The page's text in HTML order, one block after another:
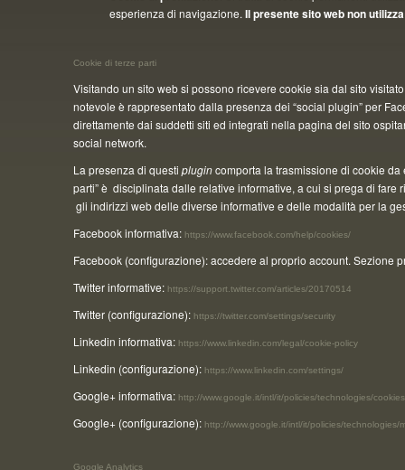
esperienza di navigazione. Il presente sito web non
Cookie di terze parti
Visitando un sito web si possono ricevere cookie sia dal sito
notevole è rappresentato dalla presenza dei “social plugin” per
direttamente dai suddetti siti ed integrati nella pagina del sito
social network.
La presenza di questi plugincomporta la trasmissione di cookie
parti” è disciplinata dalle relative informative, a cui si prega di
gli indirizzi web delle diverse informative e delle modalità per la
Facebook informativa: https://www.facebook.com/help/cookies/
Facebook (configurazione): accedere al proprio account. Sezione
Twitter informative: https://support.twitter.com/articles/20170514
Twitter (configurazione): https://twitter.com/settings/security
Linkedin informativa: https://www.linkedin.com/legal/cookie-policy
Linkedin (configurazione): https://www.linkedin.com/settings/
Google+ informativa: http://www.google.it/intl/it/policies/technologies/
Google+ (configurazione): http://www.google.it/intl/it/policies/technologies/
Google Analytics